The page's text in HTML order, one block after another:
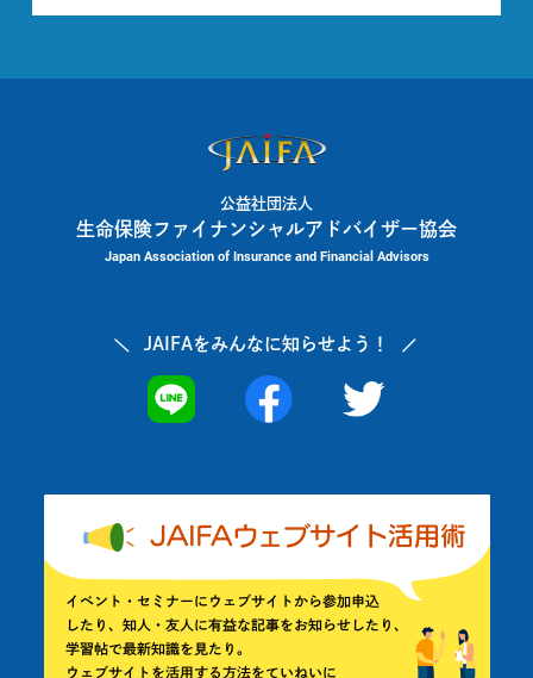
公益社団法人
生命保険ファイナンシャルアドバイザー協会
Japan Association of Insurance and Financial Advisors
JAIFAをみんなに知らせよう！